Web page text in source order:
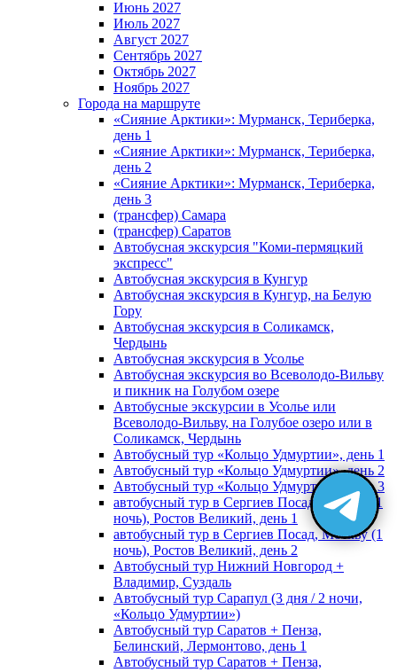
Июнь 2027
Июль 2027
Август 2027
Сентябрь 2027
Октябрь 2027
Ноябрь 2027
Города на маршруте
«Сияние Арктики»: Мурманск, Териберка,
день 1
«Сияние Арктики»: Мурманск, Териберка,
день 2
«Сияние Арктики»: Мурманск, Териберка,
день 3
(трансфер) Самара
(трансфер) Саратов
Автобусная экскурсия "Коми-пермяцкий
экспресс"
Автобусная экскурсия в Кунгур
Автобусная экскурсия в Кунгур, на Белую
Гору
Автобусная экскурсия в Соликамск,
Чердынь
Автобусная экскурсия в Усолье
Автобусная экскурсия во Всеволодо-Вильву
и пикник на Голубом озере
Автобусные экскурсии в Усолье или
Всеволодо-Вильву, на Голубое озеро или в
Соликамск, Чердынь
Автобусный тур «Кольцо Удмуртии», день 1
Автобусный тур «Кольцо Удмуртии», день 2
Автобусный тур «Кольцо Удмуртии», день 3
автобусный тур в Сергиев Посад, Москву (1
ночь), Ростов Великий, день 1
автобусный тур в Сергиев Посад, Москву (1
ночь), Ростов Великий, день 2
Автобусный тур Нижний Новгород +
Владимир, Суздаль
Автобусный тур Сарапул (3 дня / 2 ночи,
«Кольцо Удмуртии»)
Автобусный тур Саратов + Пенза,
Белинский, Лермонтово, день 1
Автобусный тур Саратов + Пенза,